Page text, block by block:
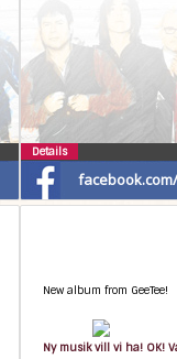
Details
New album from GeeTee!
Ny musik vill vi ha! OK!